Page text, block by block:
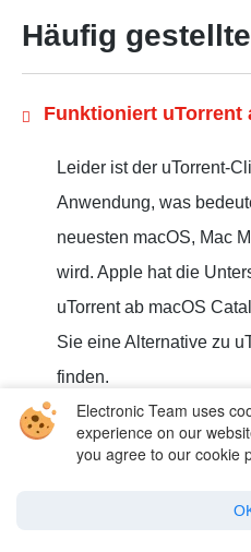
Häufig
Funktioniert uTorrent
Leider ist der uTorrent-
Anwendung, was
neuesten macOS, Mac
wird. Apple hat die
uTorrent ab macOS
Sie eine Alternative zu
finden.
Electronic Team uses
experience on our
you agree to our cookie